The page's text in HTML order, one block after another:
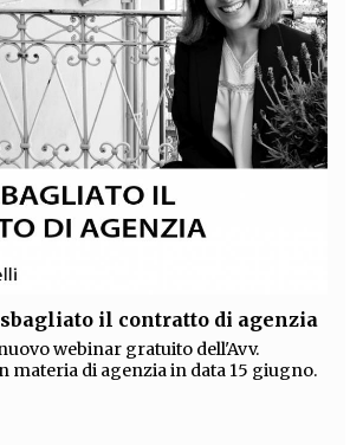
sbagliato il contratto di agenzia
webinar gratuito dell'Avv.
materia di agenzia in data 15 giugno.